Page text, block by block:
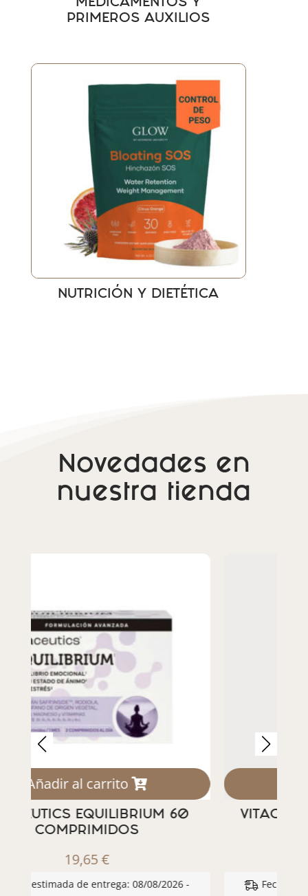
PRIMEROS AUXILIOS
NUTRICIÓN Y DIETÉTICA
Novedades en
nuestra tienda
Añadir al carrito
VITACEUTICS DORMI-RELAX 30
CAPSULAS
Fecha estimada de entrega: 08/08/2026 -